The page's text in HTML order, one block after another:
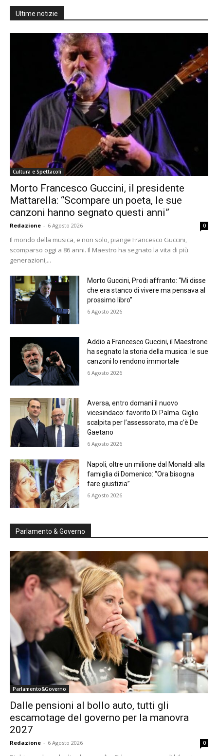
Ultime notizie
Cultura e Spettacoli
Morto Francesco Guccini, il presidente
Mattarella: “Scompare un poeta, le sue
canzoni hanno segnato questi anni”
Redazione - 6 Agosto 2026 0
Il mondo della musica, e non solo, piange Francesco Guccini,
scomparso oggi a 86 anni. Il Maestro ha segnato la vita di più
generazioni,...
Morto Guccini, Prodi affranto: “Mi disse
che era stanco di vivere ma pensava al
prossimo libro”
6 Agosto 2026
Addio a Francesco Guccini, il Maestrone
ha segnato la storia della musica: le sue
canzoni lo rendono immortale
6 Agosto 2026
Aversa, entro domani il nuovo
vicesindaco: favorito Di Palma. Giglio
scalpita per l’assessorato, ma c’è De
Gaetano
6 Agosto 2026
Napoli, oltre un milione dal Monaldi alla
famiglia di Domenico: “Ora bisogna
fare giustizia”
6 Agosto 2026
Parlamento & Governo
Parlamento&Governo
Dalle pensioni al bollo auto, tutti gli
escamotage del governo per la manovra
2027
Redazione - 6 Agosto 2026 0